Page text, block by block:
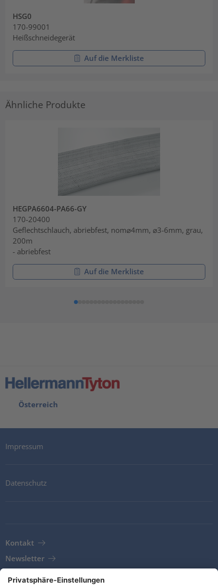
HSG0
170-99001
Heißschneidegerät
Auf die Merkliste
Ähnliche Produkte
HEGPA6604-PA66-GY
170-20400
Geflechtschlauch, abriebfest, nom⌀4mm, ⌀3-6mm, grau,
200m
- abriebfest
Auf die Merkliste
Österreich
Impressum
Datenschutz
Kontakt
Newsletter